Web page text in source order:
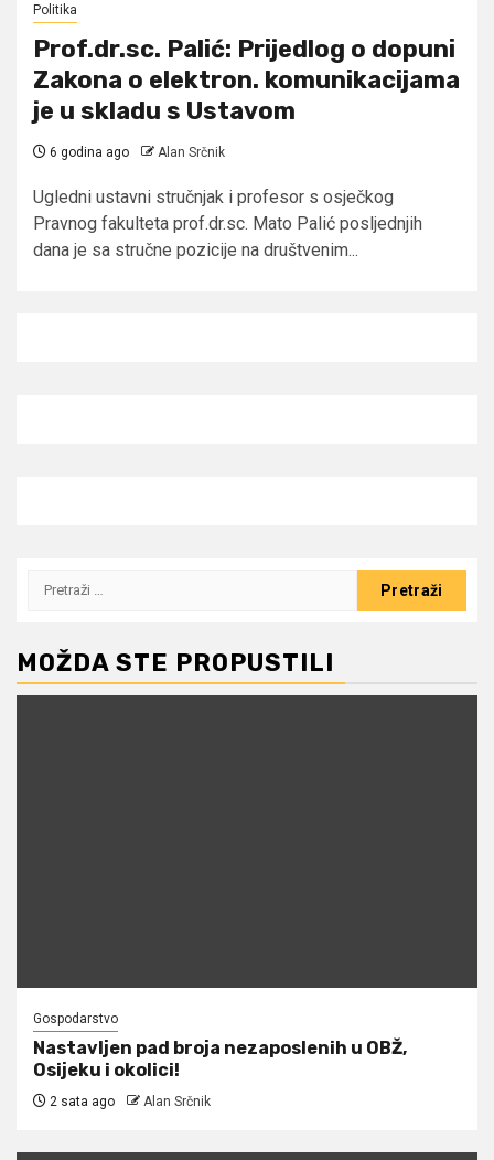
Politika
Prof.dr.sc. Palić: Prijedlog o dopuni
Zakona o elektron. komunikacijama
je u skladu s Ustavom
6 godina ago Alan Srčnik
Ugledni ustavni stručnjak i profesor s osječkog
Pravnog fakulteta prof.dr.sc. Mato Palić posljednjih
dana je sa stručne pozicije na društvenim...
Pretraži:
MOŽDA STE PROPUSTILI
Gospodarstvo
Nastavljen pad broja nezaposlenih u OBŽ,
Osijeku i okolici!
2 sata ago Alan Srčnik